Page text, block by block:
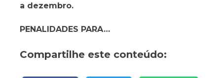
a dezembro.
PENALIDADES PARA…
Compartilhe este conteúdo: